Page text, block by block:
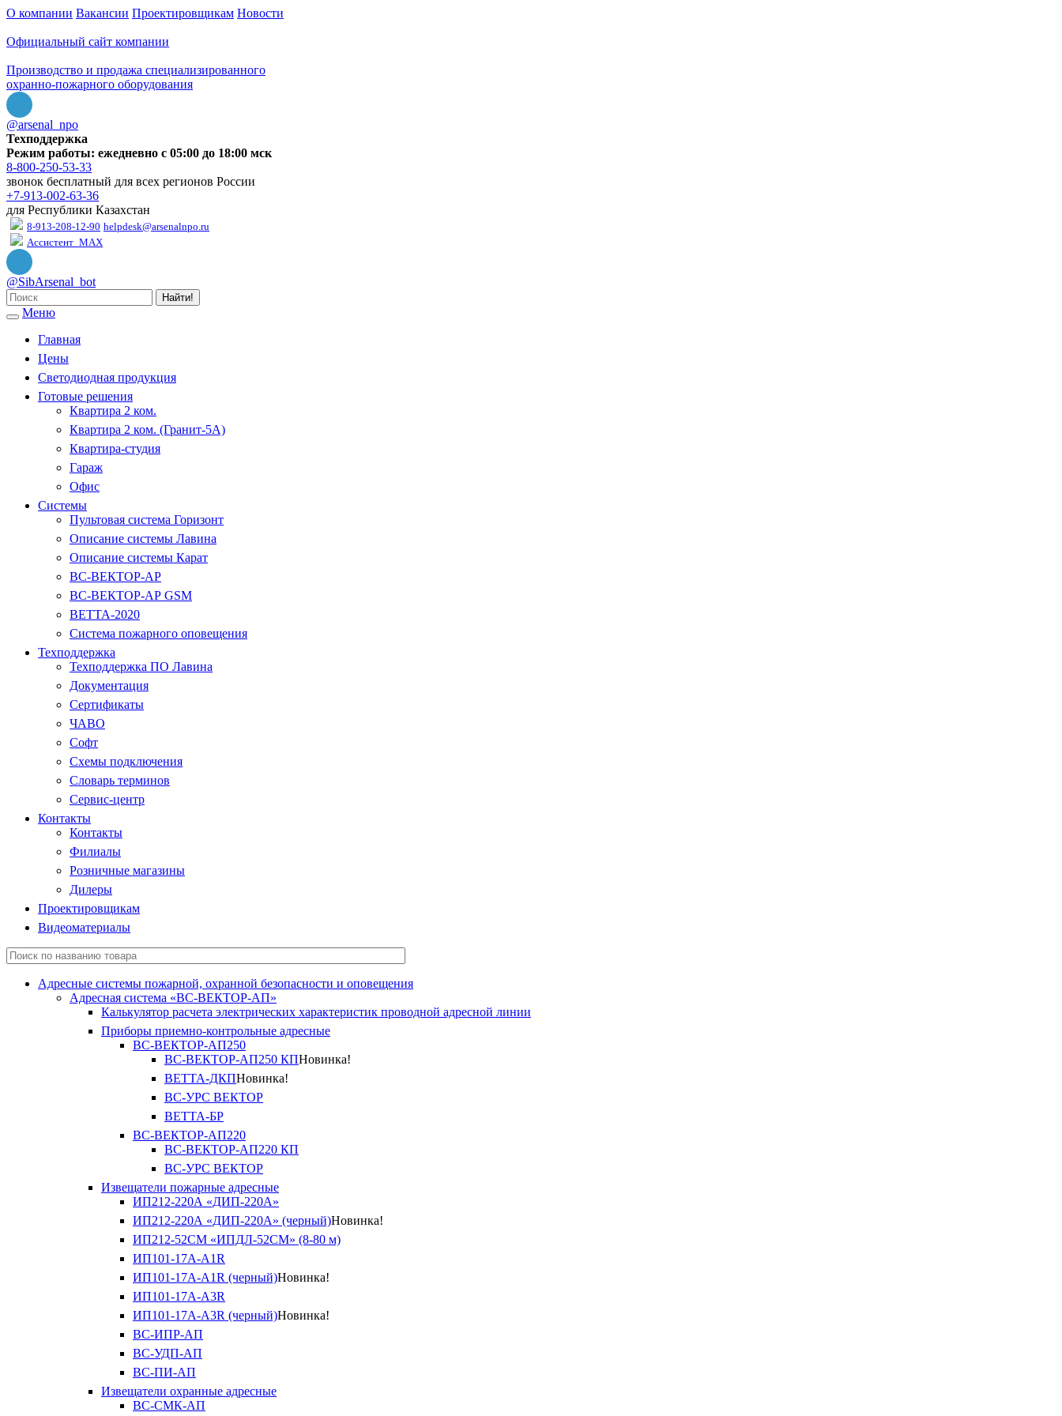
О компании Вакансии Проектировщикам Новости
Официальный сайт компании
Производство и продажа специализированного
охранно-пожарного оборудования
@arsenal_npo
Техподдержка
Режим работы: ежедневно с 05:00 до 18:00 мск
8-800-250-53-33
звонок бесплатный для всех регионов России
+7-913-002-63-36
для Республики Казахстан
8-913-208-12-90 helpdesk@arsenalnpo.ru
Ассистент_MAX
@SibArsenal_bot
Найти!
Меню
Главная
Цены
Светодиодная продукция
Готовые решения
Квартира 2 ком.
Квартира 2 ком. (Гранит-5А)
Квартира-студия
Гараж
Офис
Системы
Пультовая система Горизонт
Описание системы Лавина
Описание системы Карат
ВС-ВЕКТОР-АР
ВС-ВЕКТОР-АР GSM
ВЕТТА-2020
Система пожарного оповещения
Техподдержка
Техподдержка ПО Лавина
Документация
Сертификаты
ЧАВО
Софт
Схемы подключения
Словарь терминов
Сервис-центр
Контакты
Контакты
Филиалы
Розничные магазины
Дилеры
Проектировщикам
Видеоматериалы
Адресные системы пожарной, охранной безопасности и оповещения
Адресная система «ВС-ВЕКТОР-АП»
Калькулятор расчета электрических характеристик проводной адресной линии
Приборы приемно-контрольные адресные
ВС-ВЕКТОР-АП250
ВС-ВЕКТОР-АП250 КПНовинка!
ВЕТТА-ДКПНовинка!
ВС-УРС ВЕКТОР
ВЕТТА-БР
ВС-ВЕКТОР-АП220
ВС-ВЕКТОР-АП220 КП
ВС-УРС ВЕКТОР
Извещатели пожарные адресные
ИП212-220А «ДИП-220А»
ИП212-220А «ДИП-220А» (черный)Новинка!
ИП212-52СМ «ИПДЛ-52СМ» (8-80 м)
ИП101-17А-A1R
ИП101-17А-A1R (черный)Новинка!
ИП101-17А-A3R
ИП101-17А-A3R (черный)Новинка!
ВС-ИПР-АП
ВС-УДП-АП
ВС-ПИ-АП
Извещатели охранные адресные
ВС-СМК-АП